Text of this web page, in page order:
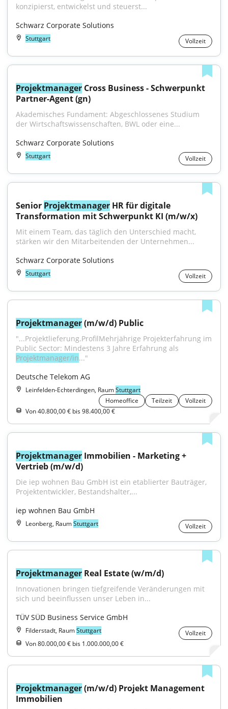
konzipierst, entwickelst und steuerst...
Schwarz Corporate Solutions
Stuttgart Vollzeit
Projektmanager Cross Business - Schwerpunkt
Partner-Agent (gn)
Akademisches Fundament: Abgeschlossenes Studium
der Wirtschaftswissenschaften, BWL oder eine...
Schwarz Corporate Solutions
Stuttgart Vollzeit
Senior Projektmanager HR für digitale
Transformation mit Schwerpunkt KI (m/w/x)
Mit einem Team, das täglich den Unterschied macht,
stärken wir den Mitarbeitenden der Unternehmen...
Schwarz Corporate Solutions
Stuttgart Vollzeit
Projektmanager (m/w/d) Public
"...Projektlieferung.ProfilMehrjährige Projekterfahrung im
Projektmanager/in..."
Deutsche Telekom AG
Leinfelden-Echterdingen, RaumStuttgart
Homeoffice
Teilzeit
Vollzeit
Von 40.800,00 € bis 98.400,00 €
Projektmanager Immobilien - Marketing +
Vertrieb (m/w/d)
Die iep wohnen Bau GmbH ist ein etablierter Bauträger,
Projektentwickler, Bestandshalter,...
iep wohnen Bau GmbH
Leonberg, RaumStuttgart Vollzeit
Projektmanager Real Estate (w/m/d)
Innovationen bringen tiefgreifende Veränderungen mit
sich und beeinflussen unser Leben in...
TÜV SÜD Business Service GmbH
Filderstadt, RaumStuttgart
Vollzeit
Von 80.000,00 € bis 1.000.000,00 €
Projektmanager (m/w/d) Projekt Management
Immobilien